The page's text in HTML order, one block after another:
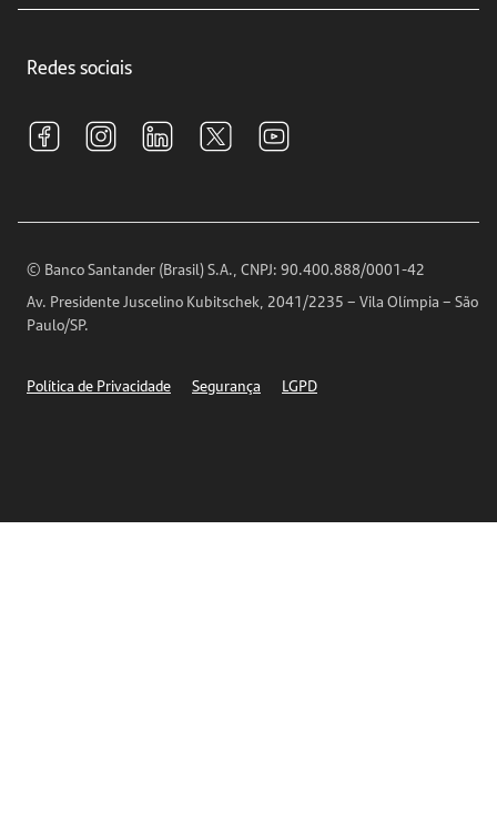
Crédito e Financiamentos
Investimentos
Relações com Investidores
Central de Renegociação
S.A.C
Encontre nossas agências
Horários de Atendimento
Telefones
Redes sociais
© Banco Santander (Brasil) S.A., CNPJ: 90.400.888/0001-42
Av. Presidente Juscelino Kubitschek, 2041/2235 – Vila Olímpia – São
Paulo/SP.
Política de Privacidade Segurança LGPD